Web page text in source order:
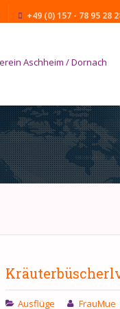
+49 (0) 157 - 78 95 28
Ausflüge FrauMue